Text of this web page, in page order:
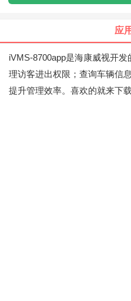
应
iVMS-8700app是海康威视开
理访客进出权限；查询车辆信
提升管理效率。喜欢的就来下载